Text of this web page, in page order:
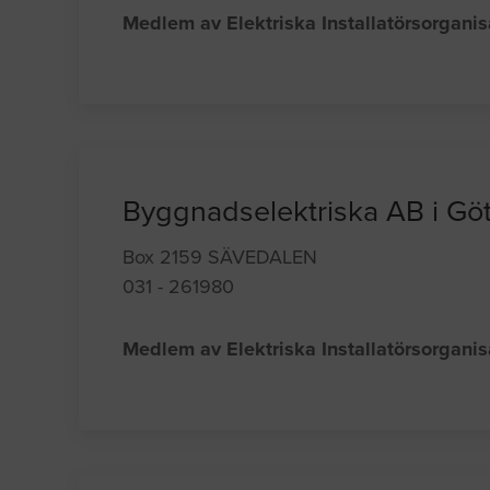
Medlem av Elektriska
Byggnadselektriska AB i
Box 2159 SÄVEDALEN
031 - 261980
Medlem av Elektriska